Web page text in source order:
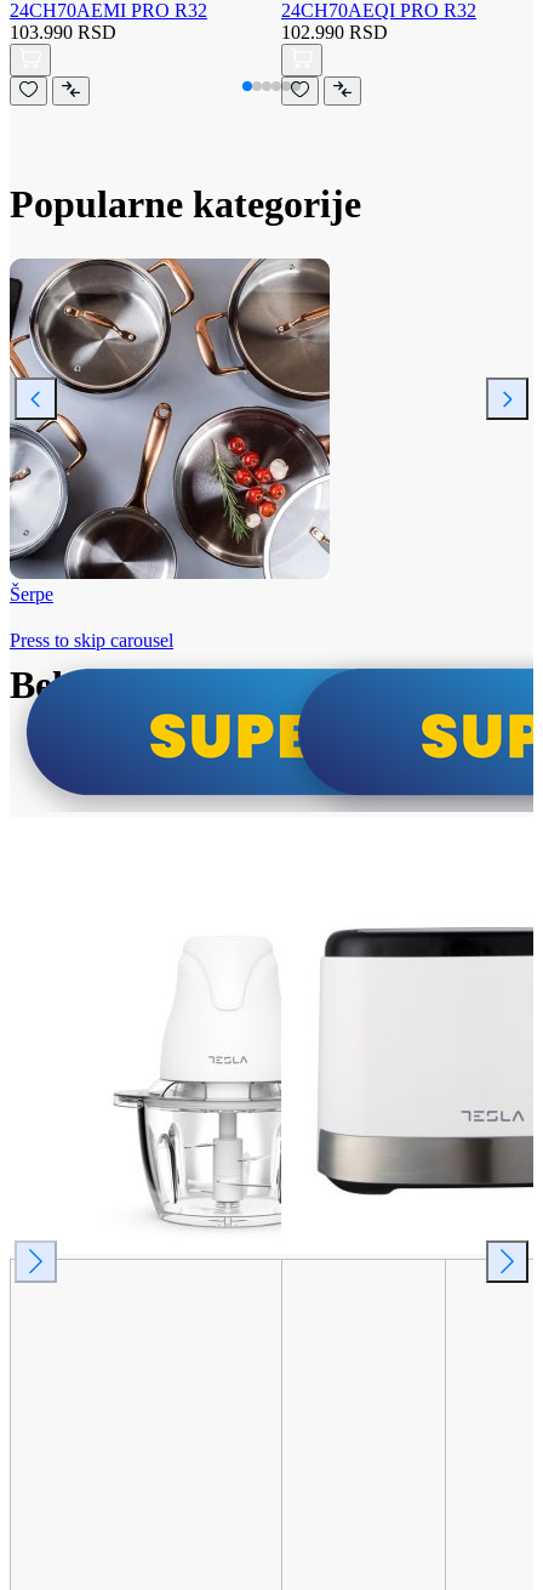
24CH70AEMI PRO R32
103.990 RSD
24CH70AEQI PRO R32
102.990 RSD
Popularne kategorije
Šerpe
Beko i Tesla super cene
Press to skip carousel